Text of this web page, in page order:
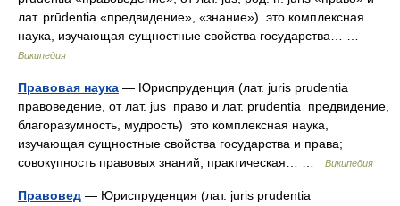
лат. prūdentia «предвидение», «знание») это комплексная
наука, изучающая сущностные свойства государства… …
Википедия
Правовая наука — Юриспруденция (лат. juris prudentia
правоведение, от лат. jus право и лат. prudentia предвидение,
благоразумность, мудрость) это комплексная наука,
изучающая сущностные свойства государства и права;
совокупность правовых знаний; практическая… …
Википедия
Правовед — Юриспруденция (лат. juris prudentia